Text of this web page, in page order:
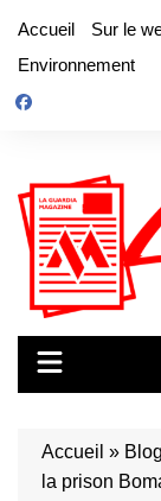
contenu
Accueil Sur le
Environnement
Accueil » Blog
la prison